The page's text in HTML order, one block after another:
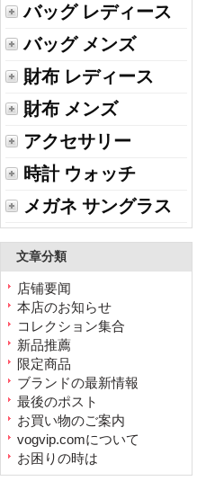
バッグ レディース
バッグ メンズ
財布 レディース
財布 メンズ
アクセサリー
時計 ウォッチ
メガネ サングラス
文章分類
店铺要闻
本店のお知らせ
コレクション集合
新品推薦
限定商品
ブランドの最新情報
最後のポスト
お買い物のご案内
vogvip.comについて
お困りの時は